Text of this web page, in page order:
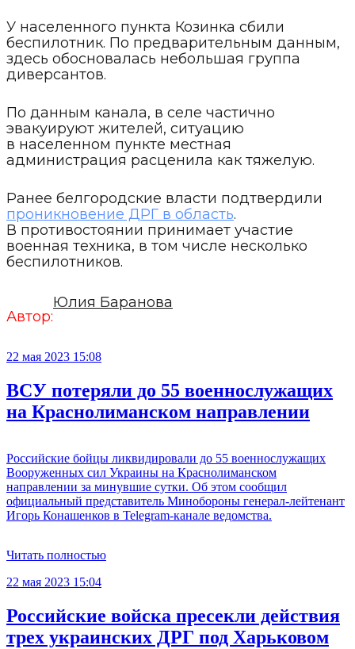
У населенного пункта Козинка сбили
беспилотник. По предварительным данным,
здесь обосновалась небольшая группа
диверсантов.
По данным канала, в селе частично
эвакуируют жителей, ситуацию
в населенном пункте местная
администрация расценила как тяжелую.
Ранее белгородские власти подтвердили
проникновение ДРГ в область.
В противостоянии принимает участие
военная техника, в том числе несколько
беспилотников.
Автор:
Юлия Баранова
22 мая 2023 15:08
ВСУ потеряли до 55 военнослужащих
на Краснолиманском направлении
Российские бойцы ликвидировали до 55 военнослужащих
Вооруженных сил Украины на Краснолиманском
направлении за минувшие сутки. Об этом сообщил
официальный представитель Минобороны генерал-лейтенант
Игорь Конашенков в Telegram-канале ведомства.
Читать полностью
22 мая 2023 15:04
Российские войска пресекли действия
трех украинских ДРГ под Харьковом